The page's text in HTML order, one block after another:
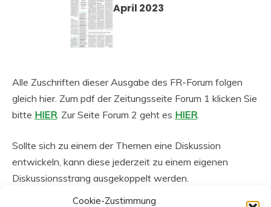
Cookie-Zustimmung
April 2023
Alle Zuschriften dieser Ausgabe des FR-Forum folgen
gleich hier. Zum pdf der Zeitungsseite Forum 1 klicken Sie
bitte HIER. Zur Seite Forum 2 geht es HIER.
Sollte sich zu einem der Themen eine Diskussion
entwickeln, kann diese jederzeit zu einem eigenen
Diskussionsstrang ausgekoppelt werden.